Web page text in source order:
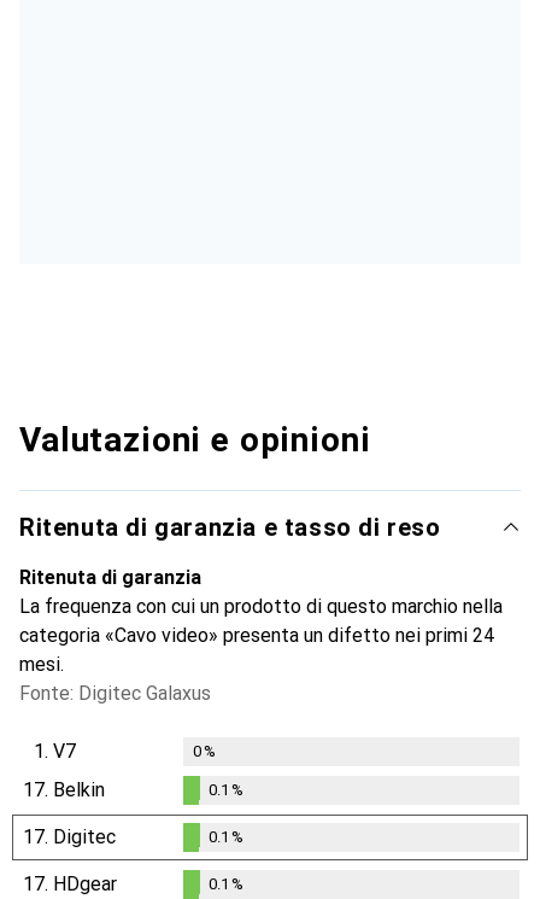
Valutazioni e opinioni
Ritenuta di garanzia e tasso di reso
Ritenuta di garanzia
La frequenza con cui un prodotto di questo marchio nella
categoria «Cavo video» presenta un difetto nei primi 24
mesi.
Fonte: Digitec Galaxus
1. V7 0%
17. Belkin
0.1%
0.1 %
17. Digitec
0.1%
0.1 %
17. HDgear 0.1 %